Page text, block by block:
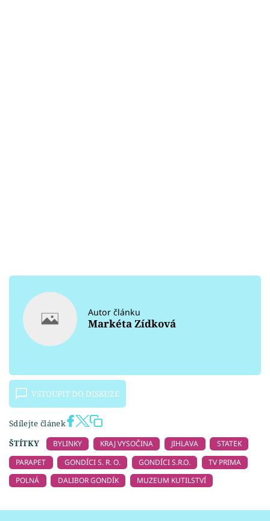
Autor článku
Markéta Zídková
VSTOUPIT DO DISKUZE
Sdílejte článek
ŠTÍTKY
BYLINKY KRAJ VYSOČINA JIHLAVA
STATEK
PARAPET
GONDÍCI S. R. O. GONDÍCI S.R.O.
TV PRIMA
POLNÁ
DALIBOR GONDÍK MUZEUM KUTILSTVÍ